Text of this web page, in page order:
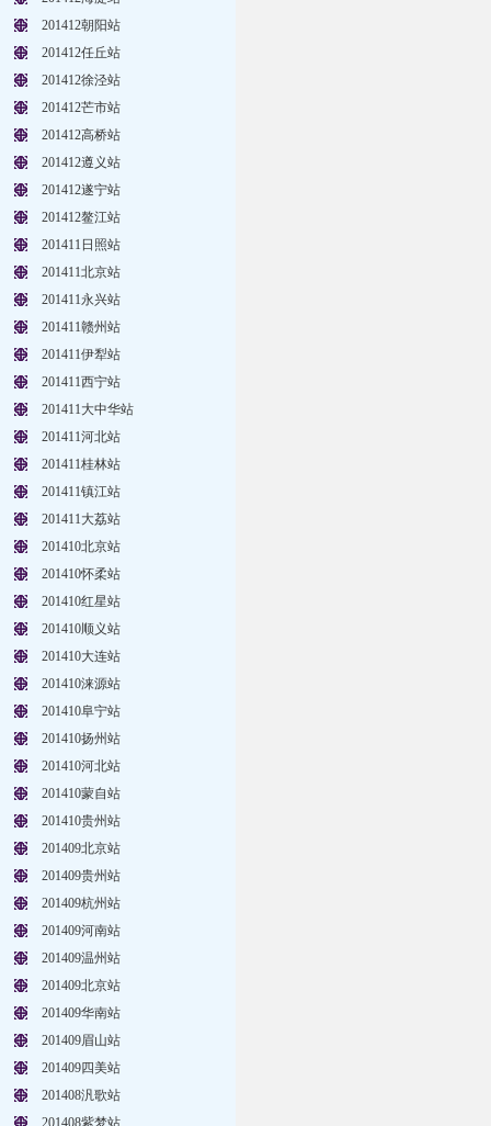
201412朝阳站
201412任丘站
201412徐泾站
201412芒市站
201412高桥站
201412遵义站
201412遂宁站
201412鳌江站
201411日照站
201411北京站
201411永兴站
201411赣州站
201411伊犁站
201411西宁站
201411大中华站
201411河北站
201411桂林站
201411镇江站
201411大荔站
201410北京站
201410怀柔站
201410红星站
201410顺义站
201410大连站
201410涞源站
201410阜宁站
201410扬州站
201410河北站
201410蒙自站
201410贵州站
201409北京站
201409贵州站
201409杭州站
201409河南站
201409温州站
201409北京站
201409华南站
201409眉山站
201409四美站
201408汎歌站
201408紫梦站